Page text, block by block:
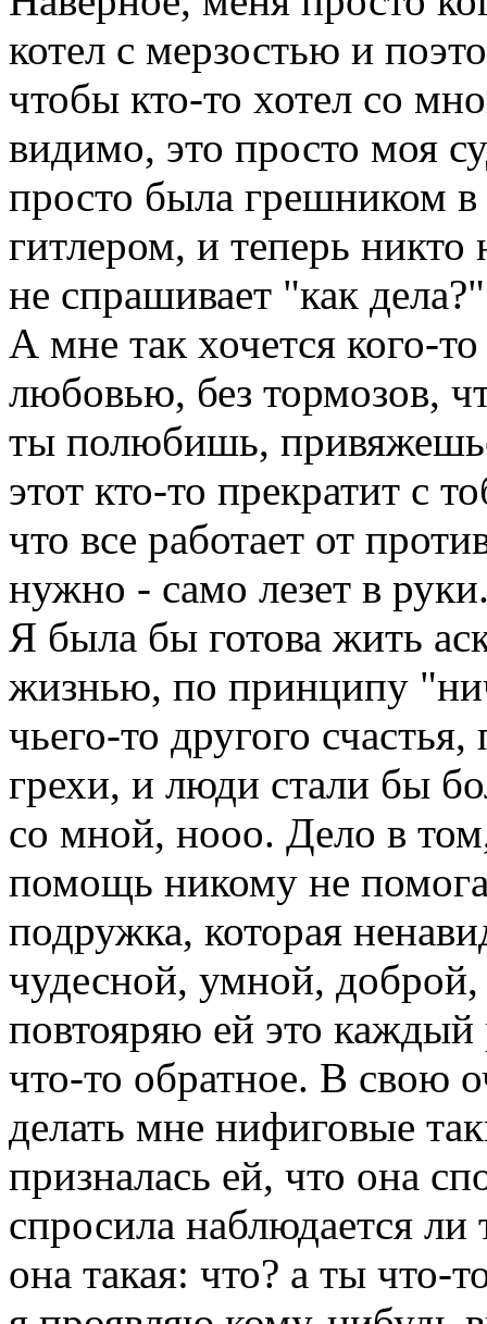
котел с мерзостью и
чтобы кто-то хотел со
видимо, это просто моя
просто была грешником
гитлером, и теперь
не спрашивает "как
А мне так хочется кого-
любовью, без тормозов,
ты полюбишь,
этот кто-то прекратит с
что все работает от
нужно - само лезет в
Я была бы готова жить
жизнью, по принципу
чьего-то другого
грехи, и люди стали бы
со мной, нооо. Дело в
помощь никому не
подружка, которая
чудесной, умной,
повтояряю ей это каждый
что-то обратное. В свою
делать мне нифиговые
призналась ей, что она
спросила наблюдается
она такая: что? а ты что-